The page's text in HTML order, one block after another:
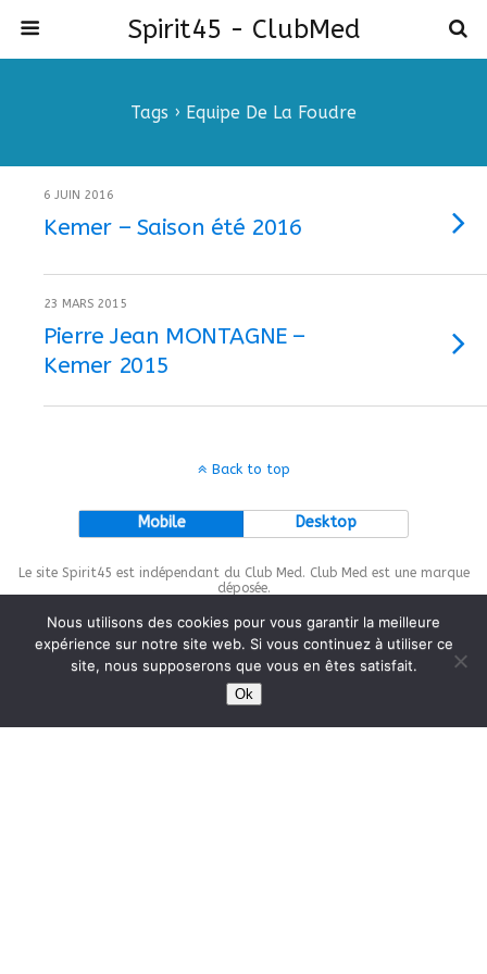
Spirit45 - ClubMed
Tags › Equipe De La Foudre
6 JUIN 2016
Kemer – Saison été 2016
23 MARS 2015
Pierre Jean MONTAGNE –
Kemer 2015
Back to top
Mobile Desktop
Le site Spirit45 est indépendant du Club Med. Club Med est une marque
déposée.
This site is protected bywp-copyrightpro.com
Nous utilisons des cookies pour vous garantir la meilleure
expérience sur notre site web. Si vous continuez à utiliser ce
site, nous supposerons que vous en êtes satisfait.
Ok